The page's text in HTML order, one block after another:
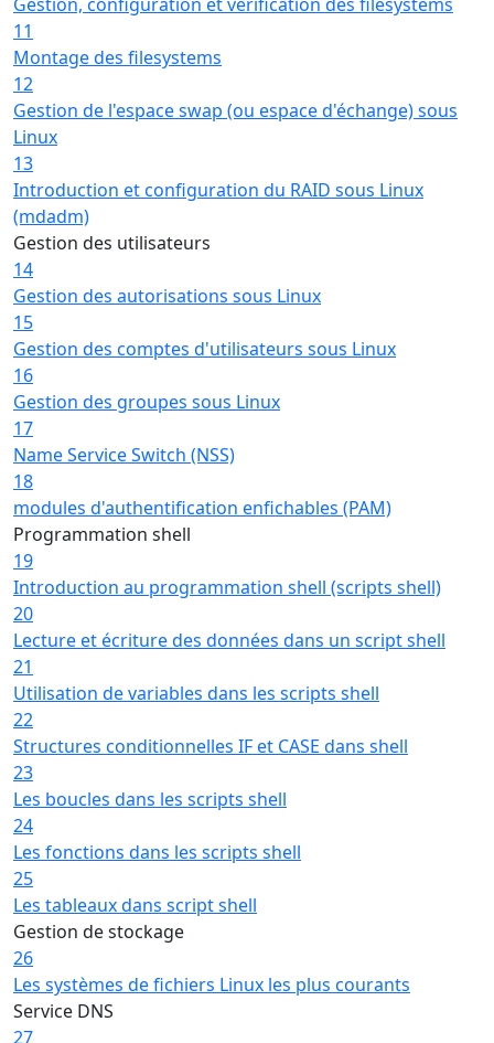
11
Montage des filesystems
12
Gestion de l'espace swap (ou espace d'échange) sous
Linux
13
Introduction et configuration du RAID sous Linux
(mdadm)
Gestion des utilisateurs
14
Gestion des autorisations sous Linux
15
Gestion des comptes d'utilisateurs sous Linux
16
Gestion des groupes sous Linux
17
Name Service Switch (NSS)
18
modules d'authentification enfichables (PAM)
Programmation shell
19
Introduction au programmation shell (scripts shell)
20
Lecture et écriture des données dans un script shell
21
Utilisation de variables dans les scripts shell
22
Structures conditionnelles IF et CASE dans shell
23
Les boucles dans les scripts shell
24
Les fonctions dans les scripts shell
25
Les tableaux dans script shell
Gestion de stockage
26
Les systèmes de fichiers Linux les plus courants
Service DNS
27